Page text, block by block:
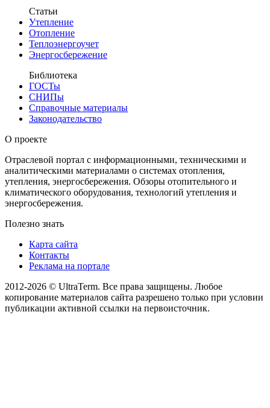
Статьи
Утепление
Отопление
Теплоэнергоучет
Энергосбережение
Библиотека
ГОСТы
СНИПы
Справочные материалы
Законодательство
О проекте
Отраслевой портал с информационными, техническими и
аналитическими материалами о системах отопления,
утепления, энергосбережения. Обзоры отопительного и
климатического оборудования, технологий утепления и
энергосбережения.
Полезно знать
Карта сайта
Контакты
Реклама на портале
2012-2026 © UltraTerm. Все права защищены. Любое
копирование материалов сайта разрешено только при условии
публикации активной ссылки на первоисточник.